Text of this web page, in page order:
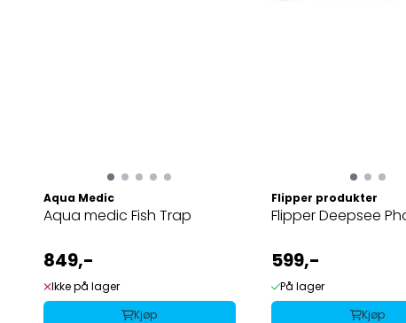
Aqua Medic
Aqua medic Fish Trap
849,-
Ikke på lager
Kjøp
Flipper produkter
Flipper Deepsee
599,-
På lager
Kjøp